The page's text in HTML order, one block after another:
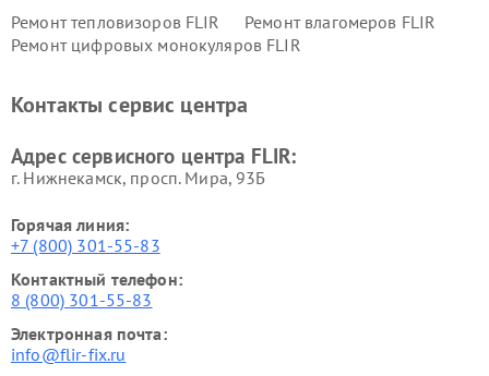
Ремонт тепловизоров FLIR
Ремонт влагомеров FLIR
Ремонт цифровых монокуляров FLIR
Контакты сервис центра
Адрес сервисного центра FLIR:
г. Нижнекамск, просп. Мира, 93Б
Горячая линия:
+7 (800) 301-55-83
Контактный телефон:
8 (800) 301-55-83
Электронная почта:
info@flir-fix.ru